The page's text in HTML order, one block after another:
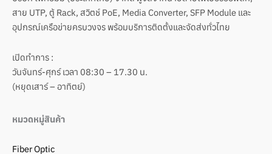
สาย UTP, ตู้ Rack, สวิตช์ PoE, Media Converter, SFP Module และ
อุปกรณ์เครือข่ายครบวงจร พร้อมบริการติดตั้งและจัดส่งทั่วไทย
เปิดทำการ :
วันจันทร์-ศุกร์ เวลา 08:30 – 17.30 น.
(หยุดเสาร์ – อาทิตย์)
หมวดหมู่สินค้า
Fiber Optic